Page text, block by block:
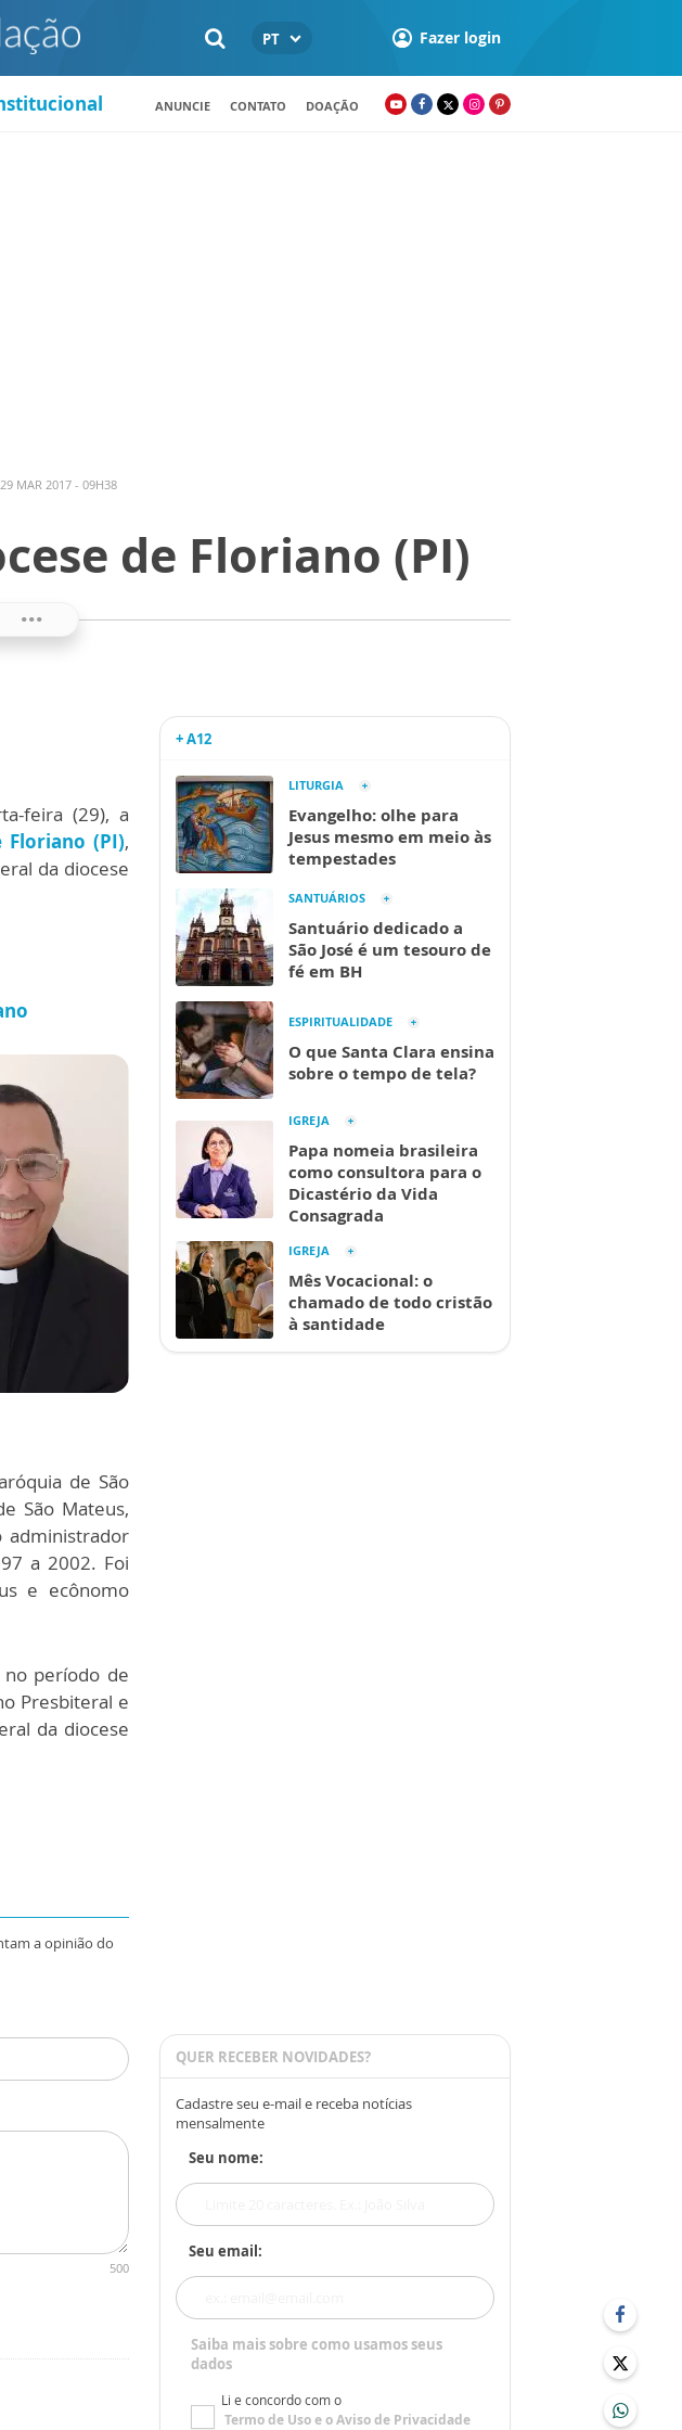
PT Fazer login
ANUNCIE CONTATO DOAÇÃO
29 MAR 2017 - 09H38
de Floriano (PI)
feira (29), a
Floriano (PI),
da diocese
de São
São Mateus,
administrador
a 2002. Foi
e ecônomo
período de
Presbiteral e
da diocese
a opinião do
500
+ A12
LITURGIA
Evangelho: olhe para
Jesus mesmo em meio às
tempestades
SANTUÁRIOS
Santuário dedicado a
São José é um tesouro de
fé em BH
ESPIRITUALIDADE
O que Santa Clara ensina
sobre o tempo de tela?
IGREJA
Papa nomeia brasileira
como consultora para o
Dicastério da Vida
Consagrada
IGREJA
Mês Vocacional: o
chamado de todo cristão
à santidade
QUER RECEBER NOVIDADES?
Cadastre seu e-mail e receba notícias
mensalmente
Seu nome:
Seu email:
Saiba mais sobre como usamos seus
dados
Li e concordo com o
Termo de Usoe oAviso de Privacidade